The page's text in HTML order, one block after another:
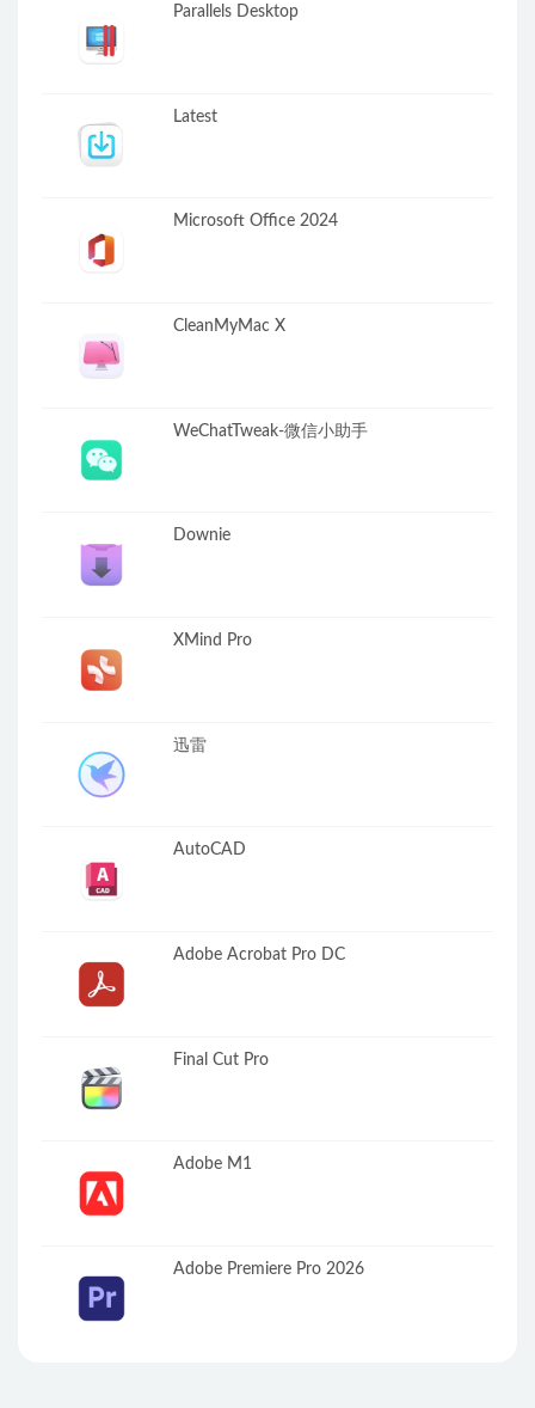
Parallels Desktop
Latest
Microsoft Office 2024
CleanMyMac X
WeChatTweak-微信小助手
Downie
XMind Pro
迅雷
AutoCAD
Adobe Acrobat Pro DC
Final Cut Pro
Adobe M1
Adobe Premiere Pro 2026